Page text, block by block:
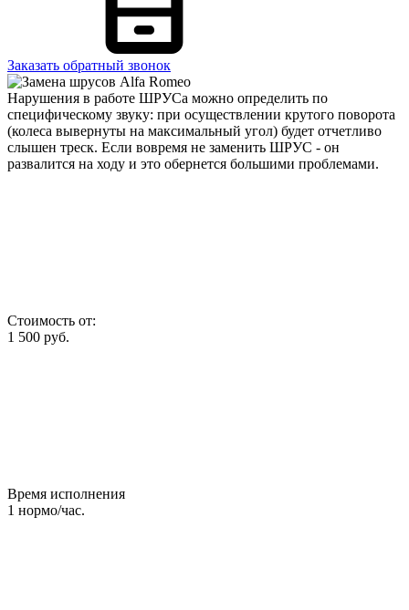
Заказать обратный звонок
Нарушения в работе ШРУСа можно определить по
специфическому звуку: при осуществлении крутого поворота
(колеса вывернуты на максимальный угол) будет отчетливо
слышен треск. Если вовремя не заменить ШРУС - он
развалится на ходу и это обернется большими проблемами.
Стоимость от:
1 500 руб.
Время исполнения
1 нормо/час.